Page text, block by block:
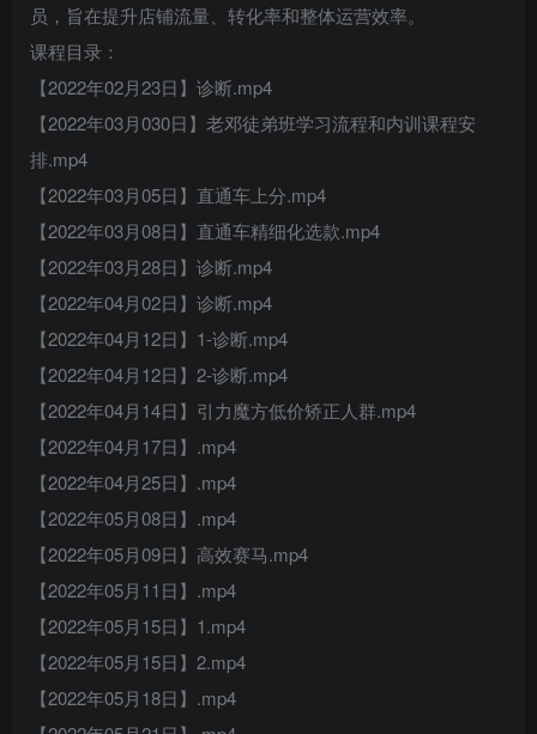
员，旨在提升店铺流量、转化率和整体运营效率。
课程目录：
【2022年02月23日】诊断.mp4
【2022年03月030日】老邓徒弟班学习流程和内训课程安
排.mp4
【2022年03月05日】直通车上分.mp4
【2022年03月08日】直通车精细化选款.mp4
【2022年03月28日】诊断.mp4
【2022年04月02日】诊断.mp4
【2022年04月12日】1-诊断.mp4
【2022年04月12日】2-诊断.mp4
【2022年04月14日】引力魔方低价矫正人群.mp4
【2022年04月17日】.mp4
【2022年04月25日】.mp4
【2022年05月08日】.mp4
【2022年05月09日】高效赛马.mp4
【2022年05月11日】.mp4
【2022年05月15日】1.mp4
【2022年05月15日】2.mp4
【2022年05月18日】.mp4